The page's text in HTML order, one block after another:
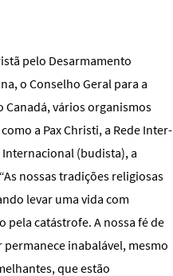
pelo Desarmamento
o Conselho Geral para a
Canadá, vários organismos
a Pax Christi, a Rede Inter-
Internacional (budista), a
nossas tradições religiosas
levar uma vida com
pela catástrofe. A nossa fé de
inabalável, mesmo
que estão